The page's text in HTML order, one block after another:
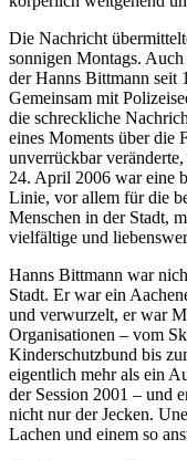
Die Nachricht
sonnigen Montags.
der Hanns Bittmann seit
Gemeinsam mit
die schreckliche
eines Moments über die
unverrückbar
24. April 2006 war eine
Linie, vor allem für die
Menschen in der Stadt,
vielfältige und
Hanns Bittmann war
Stadt. Er war ein
und verwurzelt, er war
Organisationen – vom
Kinderschutzbund bis
eigentlich mehr als ein
der Session 2001 – und
nicht nur der Jecken.
Lachen und einem so